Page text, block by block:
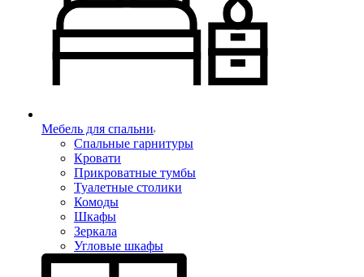
Мебель для спальни
Спальные гарнитуры
Кровати
Прикроватные тумбы
Туалетные столики
Комоды
Шкафы
Зеркала
Угловые шкафы